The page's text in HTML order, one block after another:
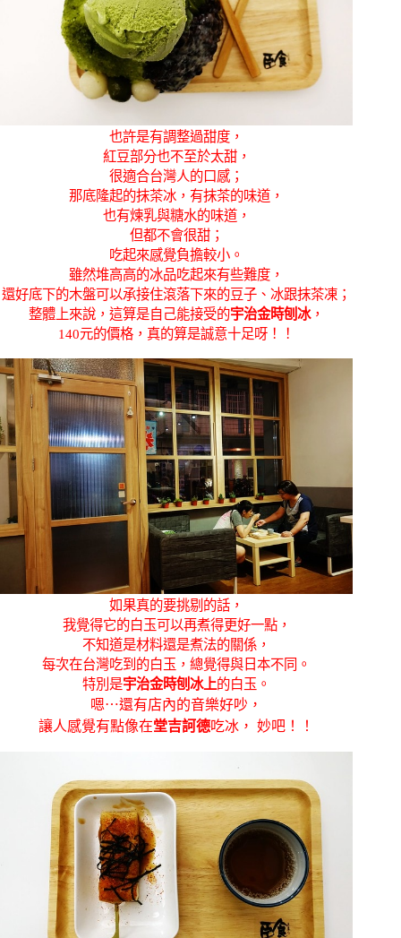
也許是有調整過甜度，
紅豆部分也不至於太甜，
很適合台灣人的口感；
那底隆起的抹茶冰，有抹茶的味道，
也有煉乳與糖水的味道，
但都不會很甜；
吃起來感覺負擔較小。
雖然堆高高的冰品吃起來有些難度，
還好底下的木盤可以承接住滾落下來的豆子、冰跟抹茶凍；
整體上來說，這算是自己能接受的宇治金時刨冰，
140元的價格，真的算是誠意十足呀！！
如果真的要挑剔的話，
我覺得它的白玉可以再煮得更好一點，
不知道是材料還是煮法的關係，
每次在台灣吃到的白玉，總覺得與日本不同。
特別是宇治金時刨冰上的白玉。
嗯⋯還有店內的音樂好吵，
讓人感覺有點像在堂吉訶德吃冰， 妙吧！！